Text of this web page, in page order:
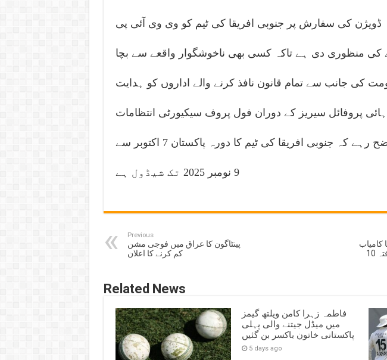
ڈویژن کی سفارش پر جنوبی افریقا کی ٹیم کو وی وی آئی پی
کی منظوری دی ہے تاکہ کسی بھی ناخوشگوار واقعے سے بچا
کی جانب سے تمام قانون نافذ کرنے والے اداروں کو ہدایت
پروفائل سیریز کے دوران فول پروف سیکیورٹی انتظامات
کو یقینی بنایا جائے۔واضح رہے کہ جنوبی افریقا کی ٹیم کا دورہ پاکستان 7 اکتوبر سے
9 نومبر 2025 تک شیڈول ہے
Previous
پینٹاگون کا عراق میں فوجی مشن
کم کرنے کا اعلان
کامیاب
آپریشن، بھارتی حمایت یافتہ 10
Related News
فاطمہ زہرا کامن ویلتھ گیمز
میں میڈل جیتنے والی پہلی
پاکستانی خاتون باکسر بن گئیں
5 days ago